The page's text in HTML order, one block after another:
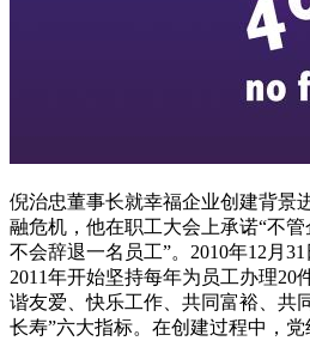
倪治忠董事长就幸福企业创建背景
融危机，他在职工大会上承诺“不
不会辞退一名员工”。2010年12月
2011年开始坚持每年为员工办理20
谐友爱、快乐工作、共同富裕、共
长寿”六大指标。在创建过程中，